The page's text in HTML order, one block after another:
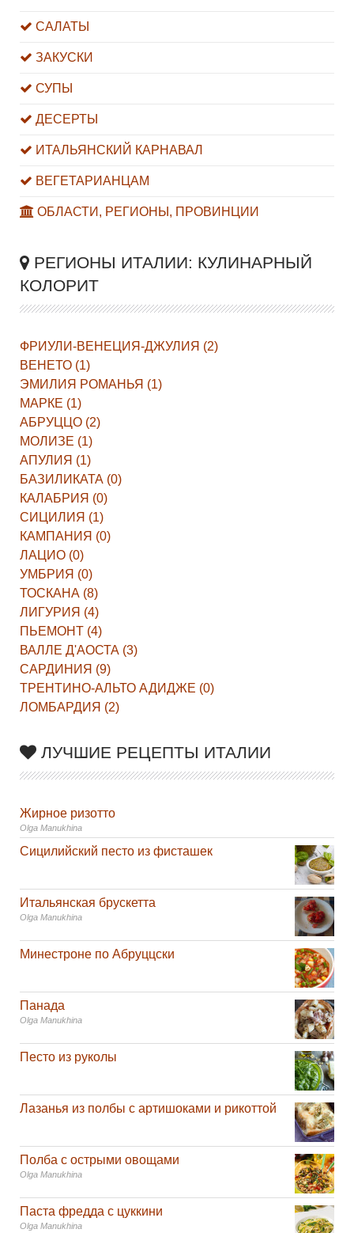
САЛАТЫ
ЗАКУСКИ
СУПЫ
ДЕСЕРТЫ
ИТАЛЬЯНСКИЙ КАРНАВАЛ
ВЕГЕТАРИАНЦАМ
ОБЛАСТИ, РЕГИОНЫ, ПРОВИНЦИИ
РЕГИОНЫ ИТАЛИИ: КУЛИНАРНЫЙ
КОЛОРИТ
ФРИУЛИ-ВЕНЕЦИЯ-ДЖУЛИЯ (2)
ВЕНЕТО (1)
ЭМИЛИЯ РОМАНЬЯ (1)
МАРКЕ (1)
АБРУЦЦО (2)
МОЛИЗЕ (1)
АПУЛИЯ (1)
БАЗИЛИКАТА (0)
КАЛАБРИЯ (0)
СИЦИЛИЯ (1)
КАМПАНИЯ (0)
ЛАЦИО (0)
УМБРИЯ (0)
ТОСКАНА (8)
ЛИГУРИЯ (4)
ПЬЕМОНТ (4)
ВАЛЛЕ Д'АОСТА (3)
САРДИНИЯ (9)
ТРЕНТИНО-АЛЬТО АДИДЖЕ (0)
ЛОМБАРДИЯ (2)
ЛУЧШИЕ РЕЦЕПТЫ ИТАЛИИ
Жирное ризотто
Olga Manukhina
Сицилийский песто из фисташек
Итальянская брускетта
Olga Manukhina
Минестроне по Абруццски
Панада
Olga Manukhina
Песто из руколы
Лазанья из полбы с артишоками и рикоттой
Полба с острыми овощами
Olga Manukhina
Паста фредда с цуккини
Olga Manukhina